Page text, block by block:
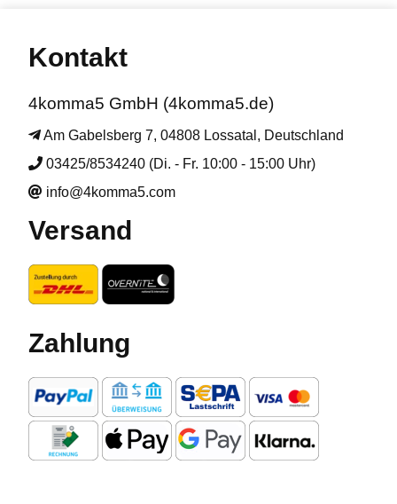
Kontakt
4komma5 GmbH (4komma5.de)
Am Gabelsberg 7, 04808 Lossatal, Deutschland
03425/8534240 (Di. - Fr. 10:00 - 15:00 Uhr)
info@4komma5.com
Versand
Zahlung